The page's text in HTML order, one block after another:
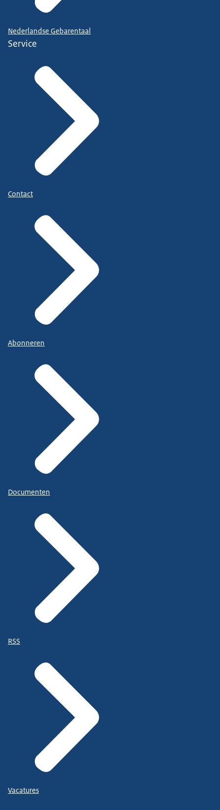
Nederlandse Gebarentaal
Service
Contact
Abonneren
Documenten
RSS
Vacatures